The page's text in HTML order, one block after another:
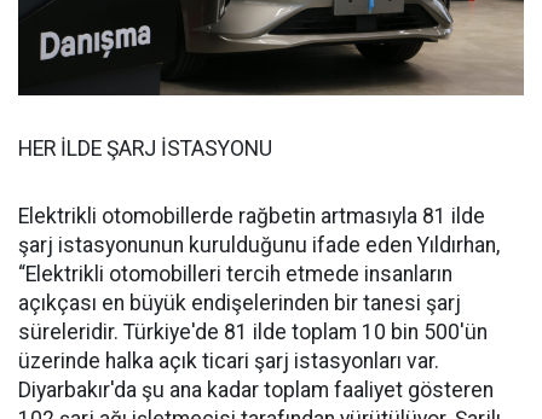
HER İLDE ŞARJ İSTASYONU
Elektrikli otomobillerde rağbetin artmasıyla 81 ilde
şarj istasyonunun kurulduğunu ifade eden Yıldırhan,
“Elektrikli otomobilleri tercih etmede insanların
açıkçası en büyük endişelerinden bir tanesi şarj
süreleridir. Türkiye'de 81 ilde toplam 10 bin 500'ün
üzerinde halka açık ticari şarj istasyonları var.
Diyarbakır'da şu ana kadar toplam faaliyet gösteren